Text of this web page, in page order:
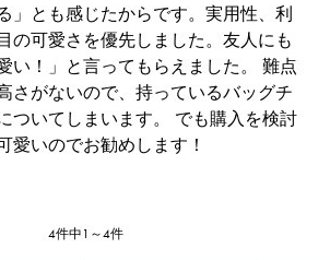
」とも感じたからです。実用性、利
の可愛さを優先しました。友人にも
い！」と言ってもらえました。 難点
さがないので、持っているバッグチ
ついてしまいます。 でも購入を検討
愛いのでお勧めします！
4件中1～4件